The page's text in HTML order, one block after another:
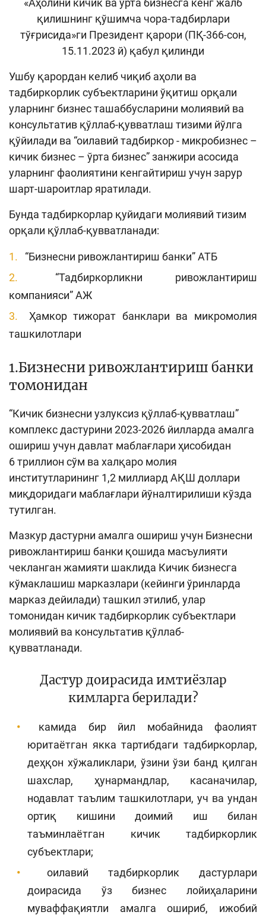
Кенгайтирилган қидирув
Сайт харитаси
қилишнинг қўшимча чора-тадбирлари
тўғрисида»ги Президент қарори (ПҚ-366-сон,
15.11.2023 й) қабул қилинди
Ушбу қарордан келиб чиқиб аҳоли ва
тадбиркорлик субъектларини ўқитиш орқали
уларнинг бизнес ташаббусларини молиявий ва
консультатив қўллаб-қувватлаш тизими йўлга
қўйилади ва “оилавий тадбиркор - микробизнес –
кичик бизнес – ўрта бизнес” занжири асосида
уларнинг фаолиятини кенгайтириш учун зарур
шарт-шароитлар яратилади.
Бунда тадбиркорлар қуйидаги молиявий тизим
орқали қўллаб-қувватланади:
“Бизнесни ривожлантириш банки” АТБ
“Тадбиркорликни ривожлантириш
компанияси” АЖ
Ҳамкор тижорат банклари ва микромолия
ташкилотлари
1.Бизнесни ривожлантириш банки
томонидан
“Кичик бизнесни узлуксиз қўллаб-қувватлаш”
комплекс дастурини 2023-2026 йилларда амалга
ошириш учун давлат маблағлари ҳисобидан
6 триллион сўм ва халқаро молия
институтларининг 1,2 миллиард АҚШ доллари
миқдоридаги маблағлари йўналтирилиши кўзда
тутилган.
Мазкур дастурни амалга ошириш учун Бизнесни
ривожлантириш банки қошида масъулияти
чекланган жамияти шаклида Кичик бизнесга
кўмаклашиш марказлари (кейинги ўринларда
марказ дейилади) ташкил этилиб, улар
томонидан кичик тадбиркорлик субъектлари
молиявий ва консультатив қўллаб-
қувватланади.
Дастур доирасида имтиёзлар
кимларга берилади?
камида бир йил мобайнида фаолият
юритаётган якка тартибдаги тадбиркорлар,
деҳқон хўжаликлари, ўзини ўзи банд қилган
шахслар, ҳунармандлар, касаначилар,
нодавлат таълим ташкилотлари, уч ва ундан
ортиқ кишини доимий иш билан
таъминлаётган кичик тадбиркорлик
субъектлари;
оилавий тадбиркорлик дастурлари
доирасида ўз бизнес лойиҳаларини
муваффақиятли амалга ошириб, ижобий